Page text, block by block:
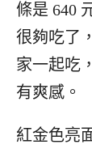
條是 640
很夠吃了
家一起吃
有爽感。
紅金色亮